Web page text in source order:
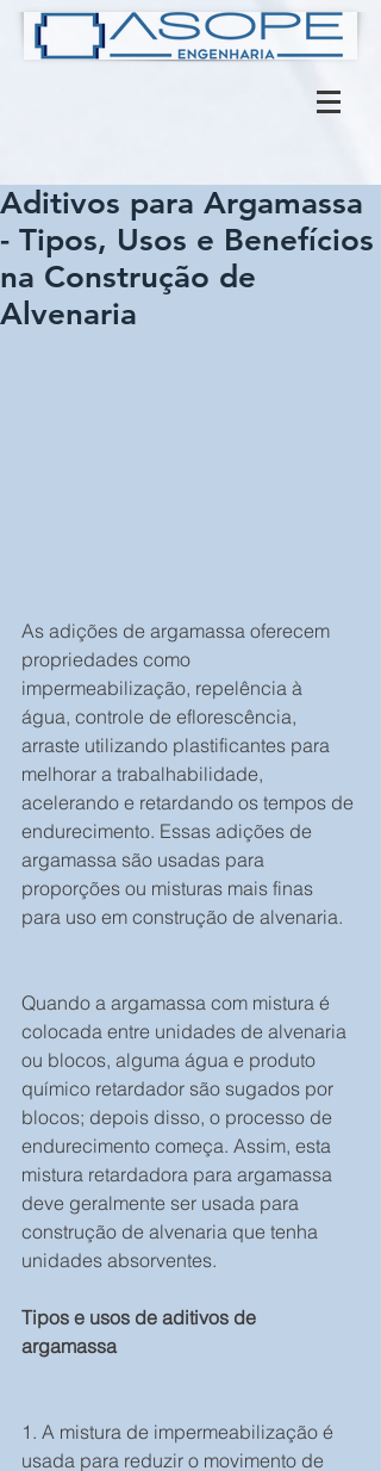
Aditivos para Argamassa
- Tipos, Usos e Benefícios
na Construção de
Alvenaria
As adições de argamassa oferecem
propriedades como
impermeabilização, repelência à
água, controle de eflorescência,
arraste utilizando plastificantes para
melhorar a trabalhabilidade,
acelerando e retardando os tempos de
endurecimento. Essas adições de
argamassa são usadas para
proporções ou misturas mais finas
para uso em construção de alvenaria.
Quando a argamassa com mistura é
colocada entre unidades de alvenaria
ou blocos, alguma água e produto
químico retardador são sugados por
blocos; depois disso, o processo de
endurecimento começa. Assim, esta
mistura retardadora para argamassa
deve geralmente ser usada para
construção de alvenaria que tenha
unidades absorventes.
Tipos e usos de aditivos de
argamassa
1. A mistura de impermeabilização é
usada para reduzir o movimento de